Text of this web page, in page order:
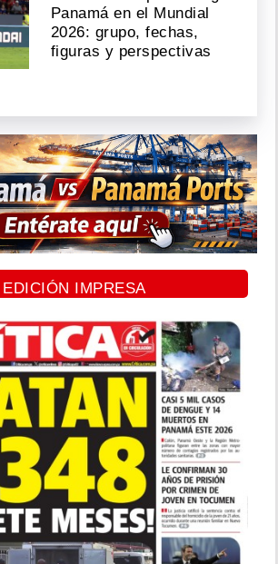
Panamá en el Mundial
2026: grupo, fechas,
figuras y perspectivas
EDICIÓN IMPRESA